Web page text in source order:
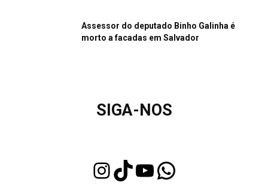
Assessor do deputado Binho Galinha é
morto a facadas em Salvador
SIGA-NOS
InstagramTikTok Youtube WhatsApp